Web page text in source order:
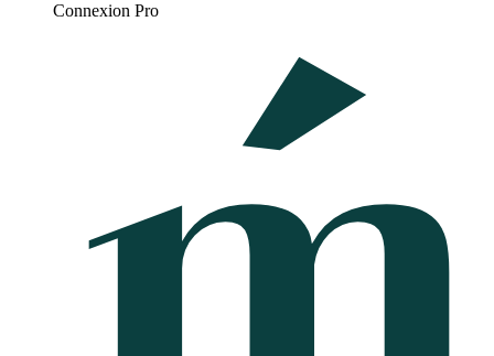
Connexion Pro